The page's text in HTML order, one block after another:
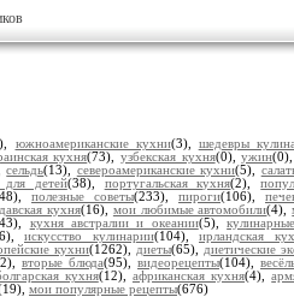
южноамериканские кухни(3), шедевры
кухня(73), узбекская кухня(0),ужин(0),
сельдь(13), североамериканские кухни(5),
для детей(38), португальская кухня(2),
полезные советы(233), пироги(106),
кухня(16), мои любимые автомобили(4),
кухня австралии и океании(5),
искусство кулинарии(104), ирландская
кухни(1262), диеты(65), диетические
вторые блюда(95), видеорецепты(104),
кухня(12), африканская кухня(4),
мои популярные рецепты(676)